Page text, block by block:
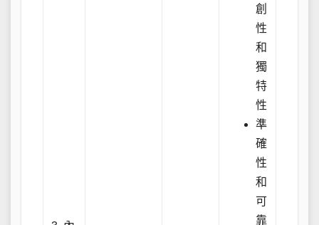
創
性
和
獨
特
性
準
確
性
和
可
靠